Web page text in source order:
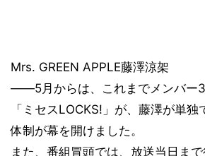
Mrs. GREEN APPLE藤澤涼架
――5月からは、これまでメンバー
「ミセスLOCKS!」が、藤澤が単
体制が幕を開けました。
また、番組冒頭では、放送当日ま